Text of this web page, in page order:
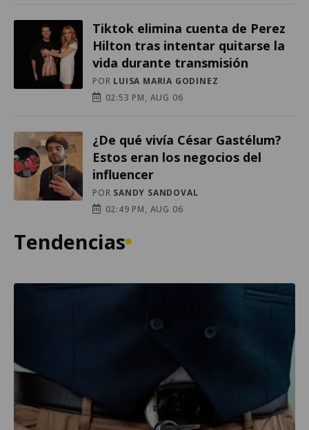
Tiktok elimina cuenta de Perez
Hilton tras intentar quitarse la
vida durante transmisión
POR LUISA MARIA GODINEZ
02:53 PM, AUG 06
¿De qué vivía César Gastélum?
Estos eran los negocios del
influencer
POR SANDY SANDOVAL
02:49 PM, AUG 06
Tendencias